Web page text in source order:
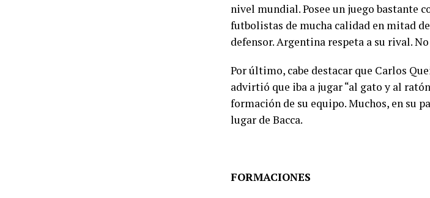
nivel mundial. Posee un juego bastante
futbolistas de mucha calidad en mitad
defensor. Argentina respeta a su rival.
Por último, cabe destacar que Carlos
advirtió que iba a jugar “al gato y al
formación de su equipo. Muchos, en su
lugar de Bacca.
FORMACIONES